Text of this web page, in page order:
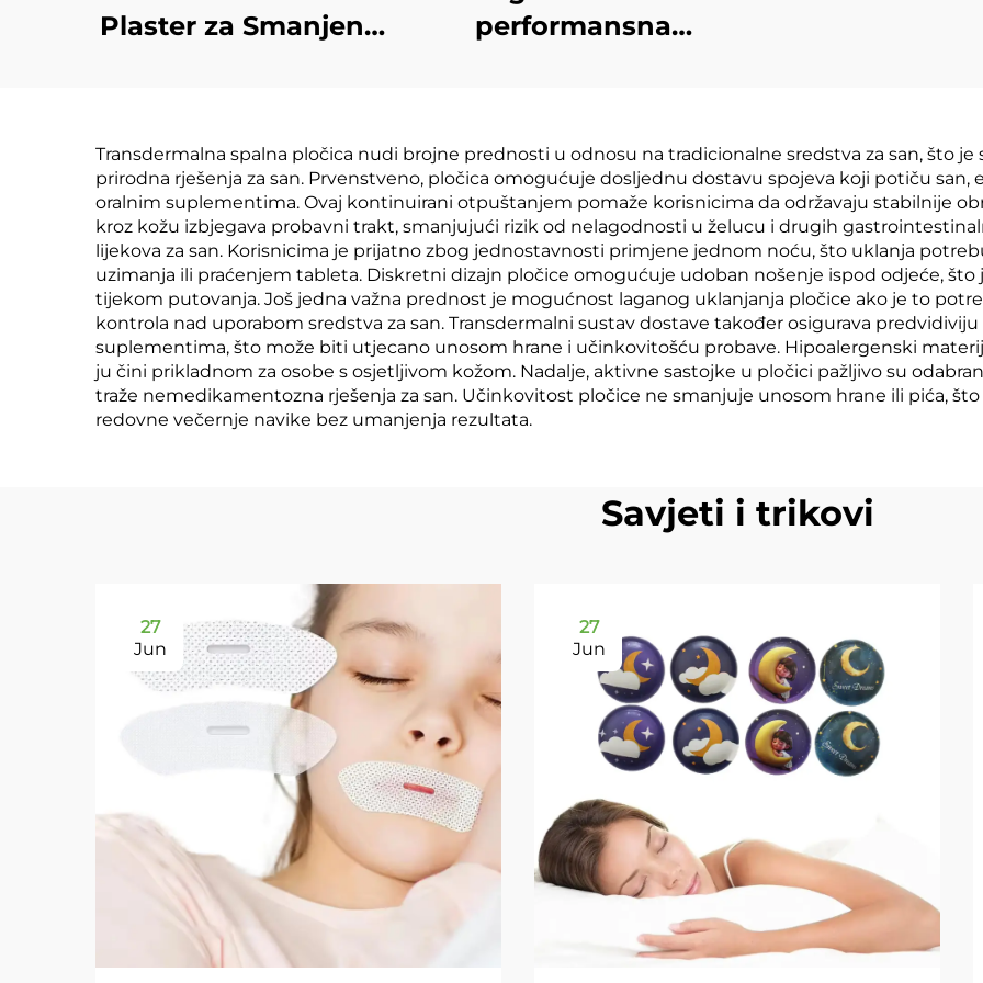
Plaster za Smanjenje
Sastojci Pomagaju u
Spavanju
performansna
disanje kroz nos
Zdravstveni pregled
Transdermalna spalna pločica nudi brojne prednosti u odnosu na tradicionalne sredstva za san, što je
prirodna rješenja za san. Prvenstveno, pločica omogućuje dosljednu dostavu spojeva koji potiču san,
oralnim suplementima. Ovaj kontinuirani otpuštanjem pomaže korisnicima da održavaju stabilnije
kroz kožu izbjegava probavni trakt, smanjujući rizik od nelagodnosti u želucu i drugih
lijekova za san. Korisnicima je prijatno zbog jednostavnosti primjene jednom noću, što uklanja
uzimanja ili praćenjem tableta. Diskretni dizajn pločice omogućuje udoban nošenje ispod odjeće,
tijekom putovanja. Još jedna važna prednost je mogućnost laganog uklanjanja pločice ako je to
kontrola nad uporabom sredstva za san. Transdermalni sustav dostave također osigurava
suplementima, što može biti utjecano unosom hrane i učinkovitošću probave. Hipoalergenski
ju čini prikladnom za osobe s osjetljivom kožom. Nadalje, aktivne sastojke u pločici pažljivo su
traže nemedikamentozna rješenja za san. Učinkovitost pločice ne smanjuje unosom hrane ili pića,
redovne večernje navike bez umanjenja rezultata.
Savjeti i trikovi
27
Jun
27
Jun